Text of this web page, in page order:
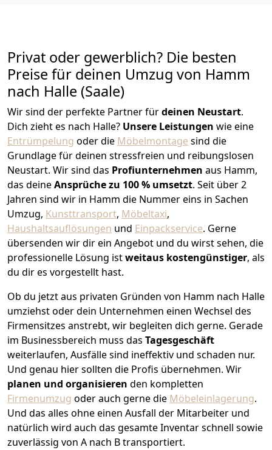
Privat oder gewerblich? Die besten
Preise für deinen Umzug von Hamm
nach Halle (Saale)
Wir sind der perfekte Partner fürdeinen Neustart.
Dich zieht es nach Halle? Unsere Leistungen wie eine
Entrümpelung oder die Möbelmontage sind die
Grundlage für deinen stressfreien und reibungslosen
Neustart. Wir sind das Profiunternehmen aus Hamm,
das deineAnsprüche zu 100 % umsetzt. Seit über 2
Jahren sind wir in Hamm die Nummer eins in Sachen
Umzug, Kunsttransport, Möbeltaxi,
Haushaltsauflösungen und Einpackservice. Gerne
übersenden wir dir ein Angebot und du wirst sehen, die
professionelle Lösung istweitaus kostengünstiger, als
du dir es vorgestellt hast.
Ob du jetzt aus privaten Gründen von Hamm nach Halle
umziehst oder dein Unternehmen einen Wechsel des
Firmensitzes anstrebt, wir begleiten dich gerne. Gerade
im Businessbereich muss das Tagesgeschäft
weiterlaufen, Ausfälle sind ineffektiv und schaden nur.
Und genau hier sollten die Profis übernehmen. Wir
planen und organisieren den kompletten
Firmenumzug oder auch gerne die Möbeleinlagerung.
Und das alles ohne einen Ausfall der Mitarbeiter und
natürlich wird auch das gesamte Inventar schnell sowie
zuverlässig von A nach B transportiert.